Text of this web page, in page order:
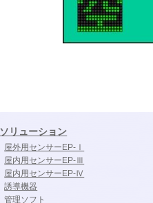
ソリューション
屋外用センサーEP-Ⅰ
屋内用センサーEP-Ⅲ
屋内用センサーEP-Ⅳ
誘導機器
管理ソフト